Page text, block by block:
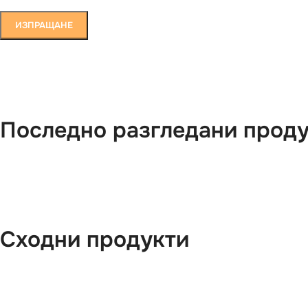
Последно разгледани
Сходни продукти